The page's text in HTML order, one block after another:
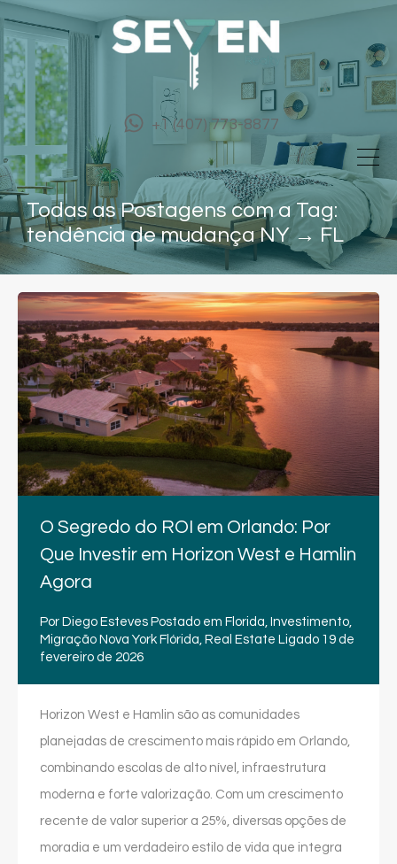
+1 (407) 773-8877
Todas as Postagens com a Tag:
tendência de mudança NY → FL
O Segredo do ROI em Orlando: Por
Que Investir em Horizon West e Hamlin
Agora
Por Diego Esteves Postado em Florida, Investimento,
Migração Nova York Flórida, Real Estate Ligado 19 de
fevereiro de 2026
Horizon West e Hamlin são as comunidades
planejadas de crescimento mais rápido em Orlando,
combinando escolas de alto nível, infraestrutura
moderna e forte valorização. Com um crescimento
recente de valor superior a 25%, diversas opções de
moradia e um verdadeiro estilo de vida que integra